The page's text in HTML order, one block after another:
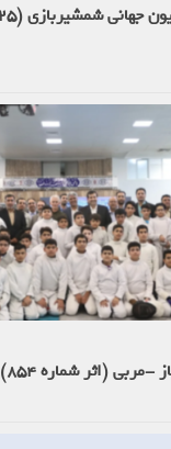
(اثر شماره 854)